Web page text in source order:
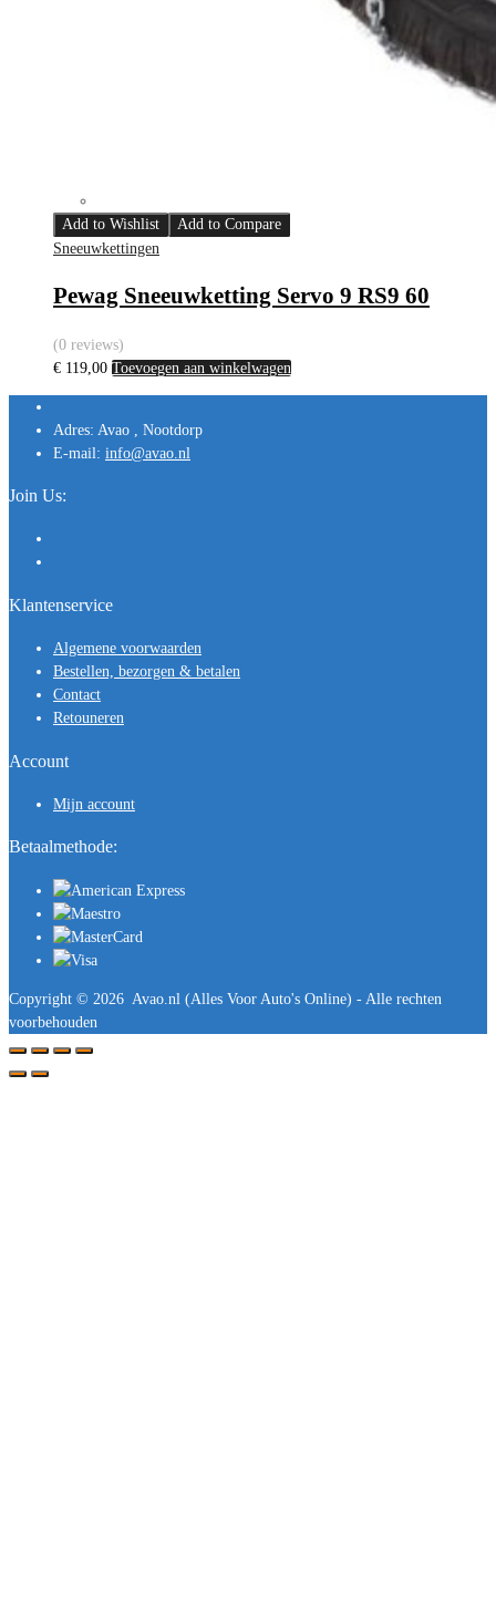
Add to Wishlist
Add to Compare
Sneeuwkettingen
Pewag Sneeuwketting Servo 9 RS9 60
(0 reviews)
€ 119,00 Toevoegen aan winkelwagen
Adres: Avao , Nootdorp
E-mail: info@avao.nl
Join Us:
Klantenservice
Algemene voorwaarden
Bestellen, bezorgen & betalen
Contact
Retouneren
Account
Mijn account
Betaalmethode:
Copyright © 2026 Avao.nl (Alles Voor Auto's Online) - Alle rechten
voorbehouden